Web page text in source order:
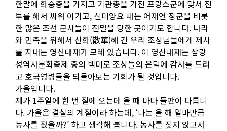
한말에 화승총을 가지고 기관총을 가진 프랑스군에 맞서 전
투를 해서 싸워 이기고, 신미양요 때는 어재연 장군을 비롯
한 많은 조선 군사들이 전멸을 당한 곳이기도 합니다. 나라
와 민족을 위해서 산화(散華)해 간 우리 조상님들에게 제사
를 지내는 영산대재가 모레 있습니다. 이 영산대재는 삼랑
성역사문화축제 중의 백미로 조상들의 은덕에 감사를 드리
고 호국영령들을 되돌아보는 기회가 될 것입니다.
가을입니다.
제가 1주일에 한 번 절에 오는데 올 때 마다 들판이 다릅니
다. 가을은 결실의 계절이라 하는데, ‘나는 올 해 얼마만큼
농사를 졌을까?’ 하고 생각해 봅니다. 농사를 짓지 않고서